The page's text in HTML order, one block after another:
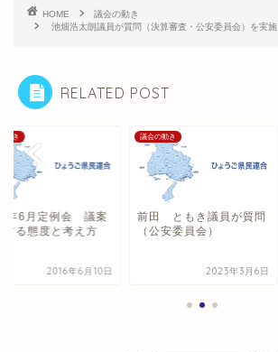
HOME
議会の動き
池畑浩太朗議員が質問（決算審査・公安委員会）を実施
RELATED POST
動き
年6月定例会 議案
する態度と考え方
2016年6月10日
議会の動き
前田 ともき議員が質問
（公安委員会）
2023年3月6日